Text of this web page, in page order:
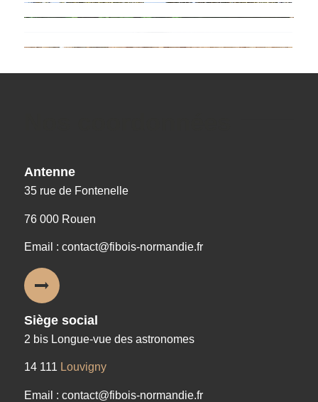
Antenne
35 rue de Fontenelle
76 000 Rouen
Email : contact@fibois-normandie.fr
Siège social
2 bis Longue-vue des astronomes
14 111 Louvigny
Email : contact@fibois-normandie.fr